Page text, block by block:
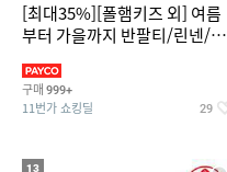
[최대35%][폴햄키즈 외] 여름
부터 가을까지 반팔티/린넨/맨
구매 999+
11번가 쇼킹딜 29
13